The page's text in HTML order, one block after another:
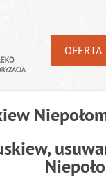
OFERTA